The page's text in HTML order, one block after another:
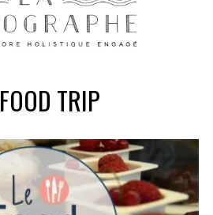
TRIP